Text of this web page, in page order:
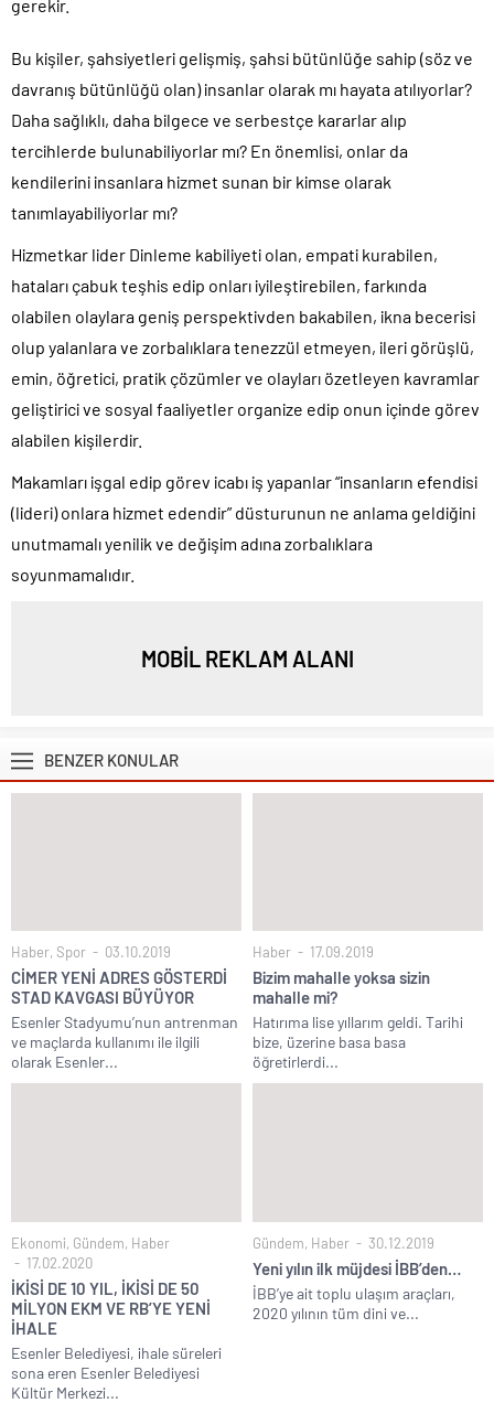
gerekir.
Bu kişiler, şahsiyetleri gelişmiş, şahsi bütünlüğe sahip (söz ve
davranış bütünlüğü olan) insanlar olarak mı hayata atılıyorlar?
Daha sağlıklı, daha bilgece ve serbestçe kararlar alıp
tercihlerde bulunabiliyorlar mı? En önemlisi, onlar da
kendilerini insanlara hizmet sunan bir kimse olarak
tanımlayabiliyorlar mı?
Hizmetkar lider Dinleme kabiliyeti olan, empati kurabilen,
hataları çabuk teşhis edip onları iyileştirebilen, farkında
olabilen olaylara geniş perspektivden bakabilen, ikna becerisi
olup yalanlara ve zorbalıklara tenezzül etmeyen, ileri görüşlü,
emin, öğretici, pratik çözümler ve olayları özetleyen kavramlar
geliştirici ve sosyal faaliyetler organize edip onun içinde görev
alabilen kişilerdir.
Makamları işgal edip görev icabı iş yapanlar “insanların efendisi
(lideri) onlara hizmet edendir” düsturunun ne anlama geldiğini
unutmamalı yenilik ve değişim adına zorbalıklara
soyunmamalıdır.
MOBİL REKLAM ALANI
BENZER KONULAR
Haber, Spor 03.10.2019
CİMER YENİ ADRES GÖSTERDİ
STAD KAVGASI BÜYÜYOR
Esenler Stadyumu’nun antrenman
ve maçlarda kullanımı ile ilgili
olarak Esenler...
Haber 17.09.2019
Bizim mahalle yoksa sizin
mahalle mi?
Hatırıma lise yıllarım geldi. Tarihi
bize, üzerine basa basa
öğretirlerdi...
Ekonomi, Gündem, Haber
17.02.2020
İKİSİ DE 10 YIL, İKİSİ DE 50
MİLYON EKM VE RB’YE YENİ
İHALE
Esenler Belediyesi, ihale süreleri
sona eren Esenler Belediyesi
Kültür Merkezi...
Gündem, Haber 30.12.2019
Yeni yılın ilk müjdesi İBB’den…
İBB’ye ait toplu ulaşım araçları,
2020 yılının tüm dini ve...